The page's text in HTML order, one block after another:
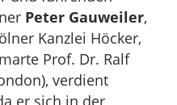
Peter Gauweiler,
Kanzlei Höcker,
Prof. Dr. Ralf
verdient
er sich in der